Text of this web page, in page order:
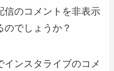
信のコメントを非表示
でしょうか？
ンスタライブのコメ